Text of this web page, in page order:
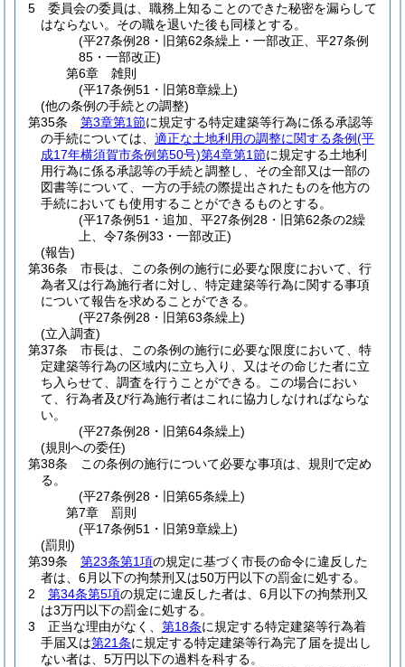
5
委員会の委員は、職務上知ることのできた秘密を漏らして
はならない。 その職を退いた後も同様とする。
(平27条例28・旧第62条繰上・一部改正、平27条例
85・一部改正)
第6章
雑則
(平17条例51・旧第8章繰上)
(他の条例の手続との調整)
第35条
第3章第1節に規定する特定建築等行為に係る承認等
の手続については、 適正な土地利用の調整に関する条例(平
成17年横須賀市条例第50号)第4章第1節に規定する土地利
用行為に係る承認等の手続と調整し、その全部又は一部の
図書等について、一方の手続の際提出されたものを他方の
手続においても使用することができるものとする。
(平17条例51・追加、平27条例28・旧第62条の2繰
上、令7条例33・一部改正)
(報告)
第36条
市長は、この条例の施行に必要な限度において、行
為者又は行為施行者に対し、特定建築等行為に関する事項
について報告を求めることができる。
(平27条例28・旧第63条繰上)
(立入調査)
第37条
市長は、この条例の施行に必要な限度において、特
定建築等行為の区域内に立ち入り、又はその命じた者に立
ち入らせて、調査を行うことができる。
この場合におい
て、行為者及び行為施行者はこれに協力しなければならな
い。
(平27条例28・旧第64条繰上)
(規則への委任)
第38条
この条例の施行について必要な事項は、規則で定め
る。
(平27条例28・旧第65条繰上)
第7章
罰則
(平17条例51・旧第9章繰上)
(罰則)
第39条
第23条第1項の規定に基づく市長の命令に違反した
者は、6月以下の拘禁刑又は50万円以下の罰金に処する。
2
第34条第5項の規定に違反した者は、6月以下の拘禁刑又
は3万円以下の罰金に処する。
3
正当な理由がなく、 第18条に規定する特定建築等行為着
手届又は第21条に規定する特定建築等行為完了届を提出し
ない者は、5万円以下の過料を科する。